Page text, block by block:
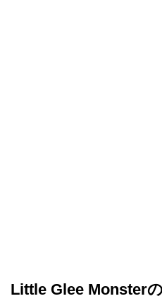
Little Glee Monster